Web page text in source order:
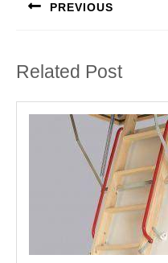
PREVIOUS
Related Post